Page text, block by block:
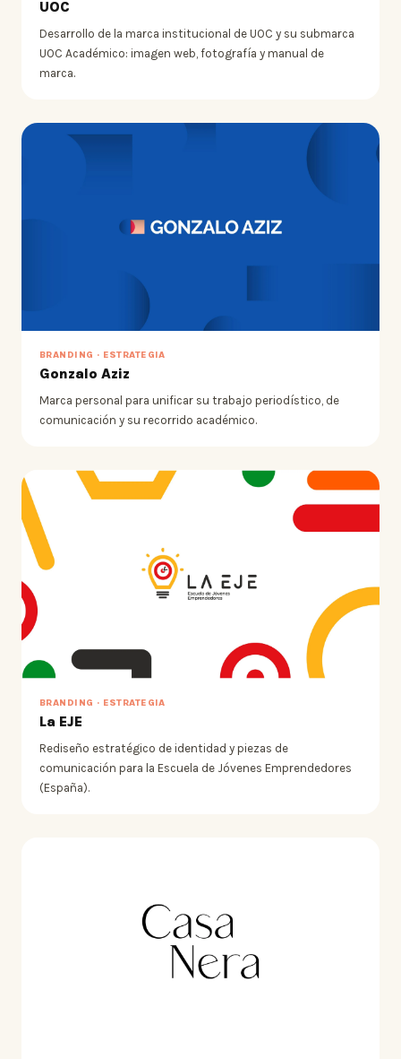
UOC
Desarrollo de la marca institucional de UOC y su submarca
UOC Académico: imagen web, fotografía y manual de
marca.
BRANDING · ESTRATEGIA
Gonzalo Aziz
Marca personal para unificar su trabajo periodístico, de
comunicación y su recorrido académico.
BRANDING · ESTRATEGIA
La EJE
Rediseño estratégico de identidad y piezas de
comunicación para la Escuela de Jóvenes Emprendedores
(España).